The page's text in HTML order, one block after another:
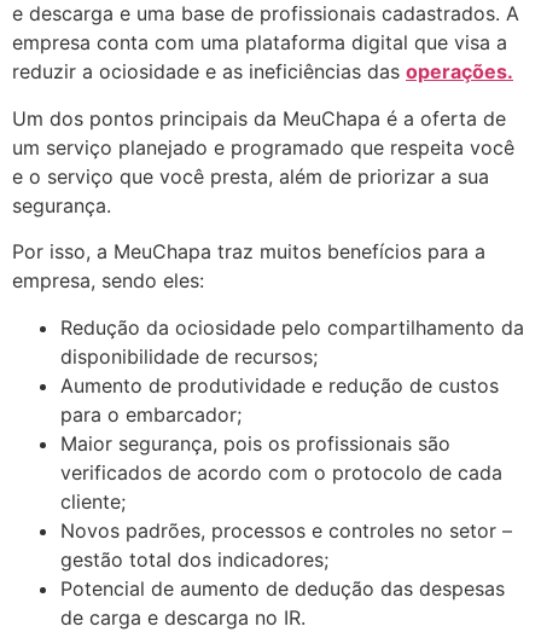
e descarga e uma base de profissionais cadastrados. A
empresa conta com uma plataforma digital que visa a
reduzir a ociosidade e as ineficiências das operações.
Um dos pontos principais da MeuChapa é a oferta de
um serviço planejado e programado que respeita você
e o serviço que você presta, além de priorizar a sua
segurança.
Por isso, a MeuChapa traz muitos benefícios para a
empresa, sendo eles:
Redução da ociosidade pelo compartilhamento da
disponibilidade de recursos;
Aumento de produtividade e redução de custos
para o embarcador;
Maior segurança, pois os profissionais são
verificados de acordo com o protocolo de cada
cliente;
Novos padrões, processos e controles no setor –
gestão total dos indicadores;
Potencial de aumento de dedução das despesas
de carga e descarga no IR.